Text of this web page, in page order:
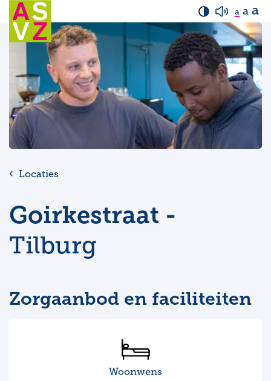
a a a
Locaties
Goirkestraat -
Tilburg
Zorgaanbod en faciliteiten
Woonwens